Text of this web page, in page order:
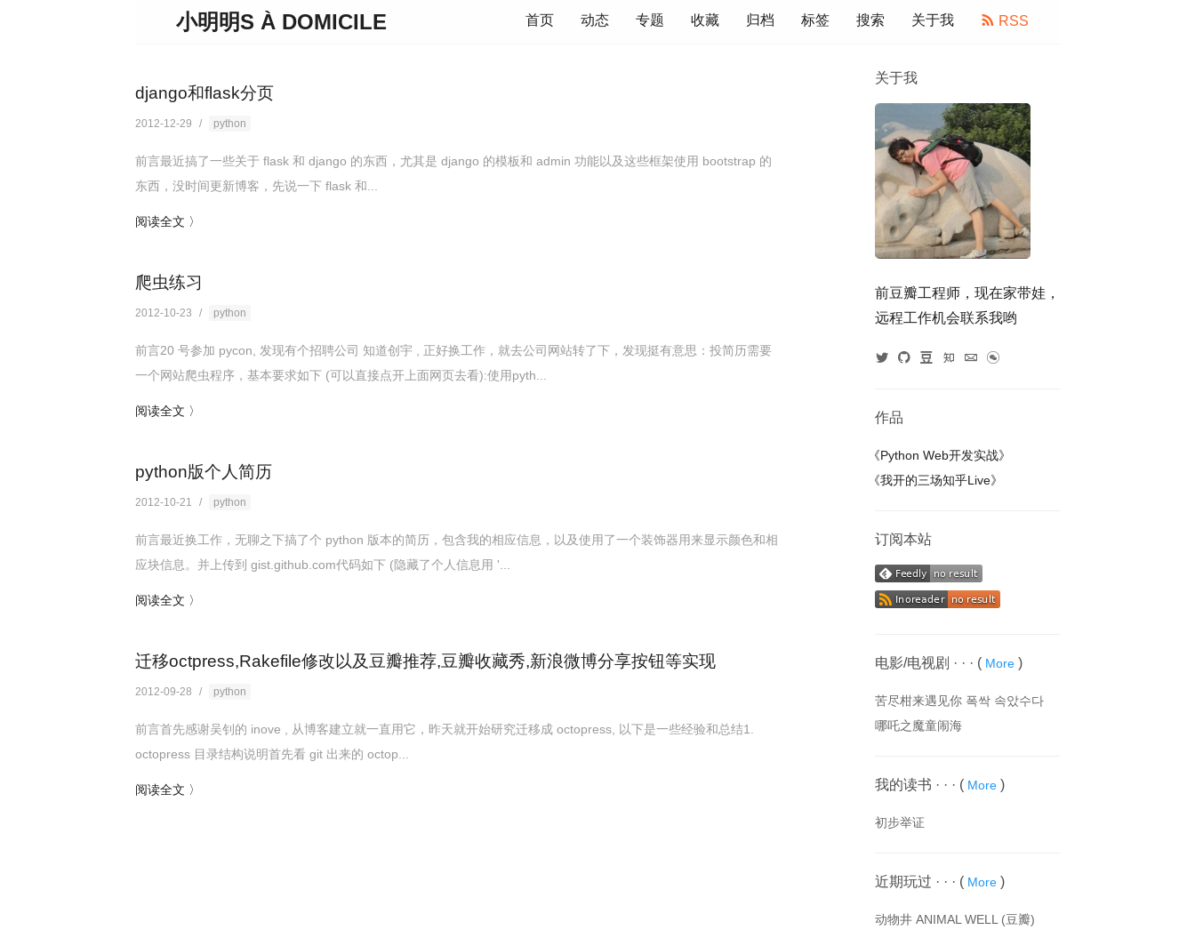
小明明S À DOMICILE 首页 动态 专题 收藏 归档 标签 搜索 关于我 RSS
django和flask分页
2012-12-29 / python
前言最近搞了一些关于 flask 和 django 的东西，尤其是 django 的模板和 admin 功能以及这些框架使用 bootstrap 的
东西，没时间更新博客，先说一下 flask 和...
阅读全文 〉
爬虫练习
2012-10-23 / python
前言20 号参加 pycon, 发现有个招聘公司 知道创宇 , 正好换工作，就去公司网站转了下，发现挺有意思：投简历需要
一个网站爬虫程序，基本要求如下 (可以直接点开上面网页去看):使用pyth...
阅读全文 〉
python版个人简历
2012-10-21 / python
前言最近换工作，无聊之下搞了个 python 版本的简历，包含我的相应信息，以及使用了一个装饰器用来显示颜色和相
应块信息。并上传到 gist.github.com代码如下 (隐藏了个人信息用 '...
阅读全文 〉
迁移octpress,Rakefile修改以及豆瓣推荐,豆瓣收藏秀,新浪微博分享按钮等实现
2012-09-28 / python
前言首先感谢吴钊的 inove , 从博客建立就一直用它，昨天就开始研究迁移成 octopress, 以下是一些经验和总结1.
octopress 目录结构说明首先看 git 出来的 octop...
阅读全文 〉
关于我
前豆瓣工程师，现在家带娃，
远程工作机会联系我哟
作品
《Python Web开发实战》
《我开的三场知乎Live》
订阅本站
电影/电视剧 · · · ( More )
苦尽柑来遇见你 폭싹 속았수다
哪吒之魔童闹海
我的读书 · · · ( More )
初步举证
近期玩过 · · · ( More )
动物井 ANIMAL WELL (豆瓣)